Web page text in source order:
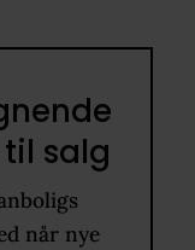
salg
når nye